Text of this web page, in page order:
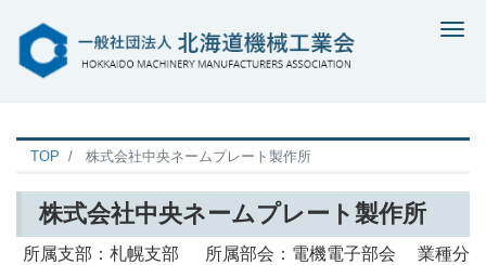
TOP 株式会社中央ネームプレート製作所
株式会社中央ネームプレート製作所
所属支部：札幌支部 所属部会：電機電子部会 業種分